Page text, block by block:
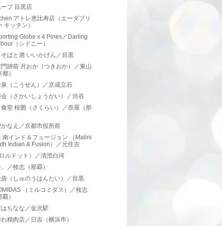
プ 目黒店
アトレ恵比寿店（エーダブリ
キッチン）
Globe x 4 Pines／Darling
（シドニー）
ばと酒 いいかげん／目黒
跡前 月おか（つきおか）／東山
）
（こうせん）／京成立石
（さかいしょうかい）／渋谷
堂 桜囲（さくらい）／壺屋（那
なえ／京都市役所前
南インド＆フュージョン （Malini
Indian & Fusion）／元住吉
ルドット）／清澄白河
／牧志（那覇）
（しゅのうはんたい）／目黒
（ミルコミダス）／牧志
）
ちなな／金沢駅
精肉店／日吉（横浜市）